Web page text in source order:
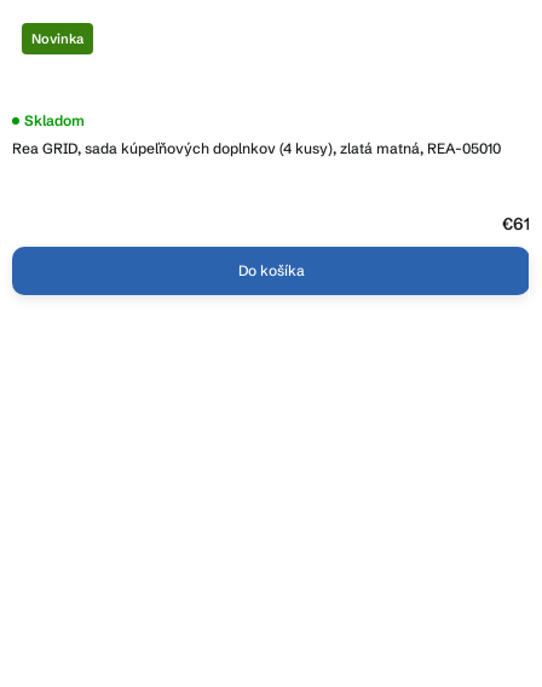
Novinka
Rea GRID, sada kúpeľňových doplnkov (4 kusy), zlatá matná, REA-05010
Skladom
€61
Do košíka